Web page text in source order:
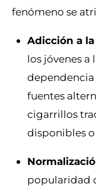
fenómeno se
Adicción a
los jóvenes a
dependencia
fuentes
cigarrillos
disponibles o
popularidad